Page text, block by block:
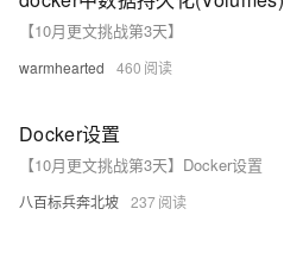
【10月更文挑战第3天】
warmhearted 460
Docker设置
【10月更文挑战第3天】Docker设置
八百标兵奔北坡 237